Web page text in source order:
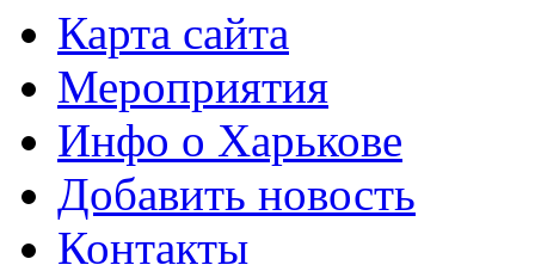
Карта сайта
Мероприятия
Инфо о Харькове
Добавить новость
Контакты